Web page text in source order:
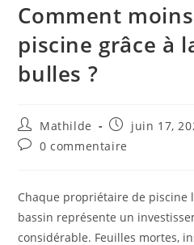
Comment
piscine grâce à
bulles ?
Mathilde juin 17,
0 commentaire
Chaque propriétaire de piscine
bassin représente un
considérable. Feuilles mortes,